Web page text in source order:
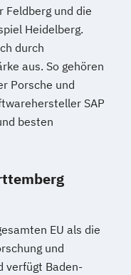
Feldberg und die
Heidelberg.
durch
aus. So gehören
Porsche und
SAP
besten
EU als die
und
verfügt Baden-